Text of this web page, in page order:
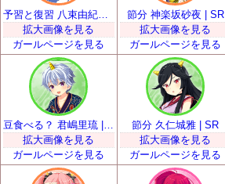
拡大画像を見る
ガールページを見る
節分 神楽坂砂夜 | SR
拡大画像を見る
ガールページを見る
拡大画像を見る
ガールページを見る
節分 久仁城雅 | SR
拡大画像を見る
ガールページを見る